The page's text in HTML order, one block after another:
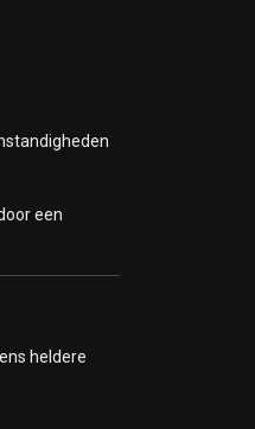
een
heldere